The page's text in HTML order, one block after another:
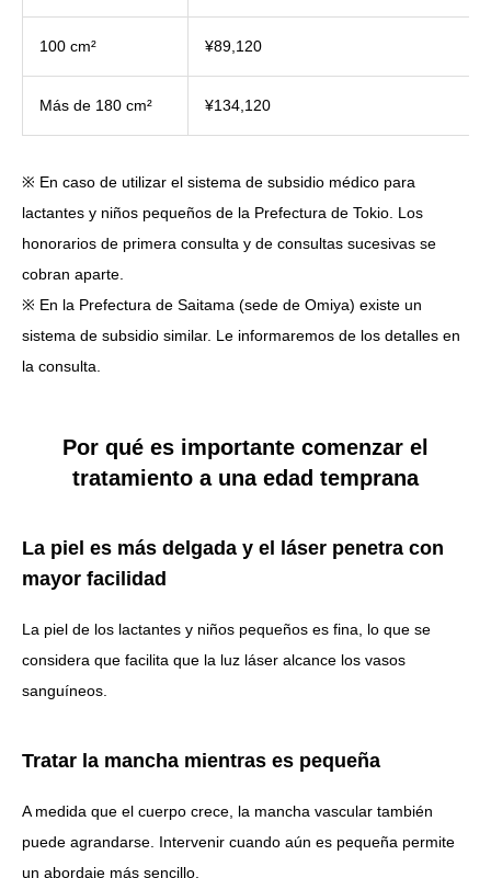
100 cm² ¥89,120
Más de 180 cm² ¥134,120
※ En caso de utilizar el sistema de subsidio médico para
lactantes y niños pequeños de la Prefectura de Tokio. Los
honorarios de primera consulta y de consultas sucesivas se
cobran aparte.
※ En la Prefectura de Saitama (sede de Omiya) existe un
sistema de subsidio similar. Le informaremos de los detalles en
la consulta.
Por qué es importante comenzar el
tratamiento a una edad temprana
La piel es más delgada y el láser penetra con
mayor facilidad
La piel de los lactantes y niños pequeños es fina, lo que se
considera que facilita que la luz láser alcance los vasos
sanguíneos.
Tratar la mancha mientras es pequeña
A medida que el cuerpo crece, la mancha vascular también
puede agrandarse. Intervenir cuando aún es pequeña permite
un abordaje más sencillo.